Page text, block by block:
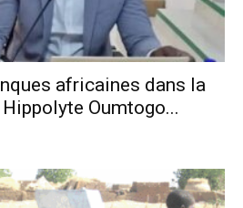
africaines dans la
Oumtogo...